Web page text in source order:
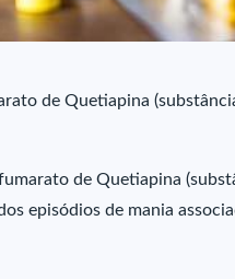
de Quetiapina
de Quetiapina
episódios de mania